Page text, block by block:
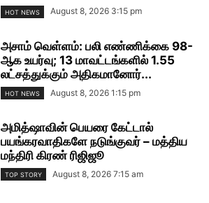
HOT NEWS August 8, 2026 3:15 pm
அசாம் வெள்ளம்: பலி எண்ணிக்கை 98-
ஆக உயர்வு; 13 மாவட்டங்களில் 1.55
லட்சத்துக்கும் அதிகமானோர்...
HOT NEWS August 8, 2026 1:15 pm
அமித்ஷாவின் பெயரை கேட்டால்
பயங்கரவாதிகளே நடுங்குவர் – மத்திய
மந்திரி கிரண் ரிஜிஜூ
TOP STORY August 8, 2026 7:15 am